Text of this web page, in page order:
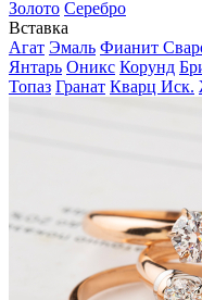
Золото Серебро
Вставка
Агат Эмаль Фианит
Янтарь Оникс Корунд
Топаз Гранат Кварц Иск.